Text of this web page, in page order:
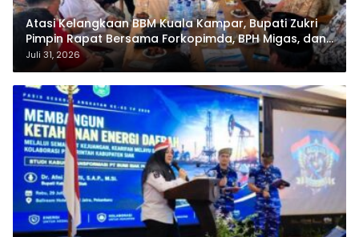
Atasi Kelangkaan BBM Kuala Kampar, Bupati Zukri
Pimpin Rapat Bersama Forkopimda, BPH Migas, dan
Pertamina
Juli 31, 2026